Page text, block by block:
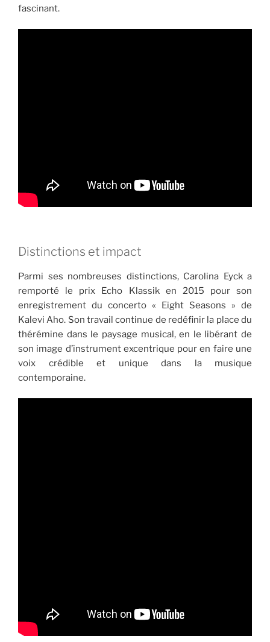
fascinant.
Distinctions et impact
Parmi ses nombreuses distinctions, Carolina Eyck a
remporté le prix Echo Klassik en 2015 pour son
enregistrement du concerto « Eight Seasons » de
Kalevi Aho. Son travail continue de redéfinir la place du
thérémine dans le paysage musical, en le libérant de
son image d’instrument excentrique pour en faire une
voix crédible et unique dans la musique
contemporaine.